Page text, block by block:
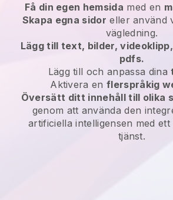
Få din egen hemsida med en
Skapa egna sidor eller använd
vägledning.
Lägg till text, bilder,
pdfs.
Lägg till och anpassa dina
Aktivera enflerspråkig
Översätt ditt innehåll till olika
genom att använda den
artificiella intelligensen med
tjänst.